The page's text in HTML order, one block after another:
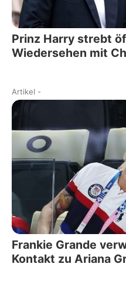
Prinz Harry strebt
Wiedersehen mit
Artikel -
Frankie Grande
Kontakt zu Ariana